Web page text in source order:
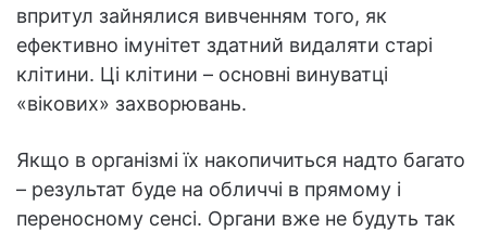
впритул зайнялися вивченням того, як
ефективно імунітет здатний видаляти старі
клітини. Ці клітини – основні винуватці
«вікових» захворювань.
Якщо в організмі їх накопичиться надто багато
– результат буде на обличчі в прямому і
переносному сенсі. Органи вже не будуть так